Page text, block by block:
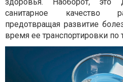
санитарное качество
предотвращая развитие
время ее транспортировки по